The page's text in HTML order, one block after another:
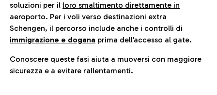
soluzioni per il loro smaltimento direttamente in
aeroporto. Per i voli verso destinazioni extra
Schengen, il percorso include anche i controlli di
immigrazione e dogana prima dell’accesso al gate.
Conoscere queste fasi aiuta a muoversi con maggiore
sicurezza e a evitare rallentamenti.